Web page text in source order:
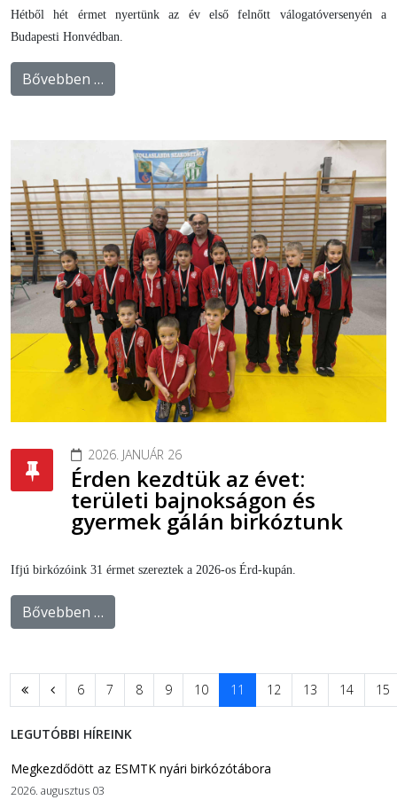
Hétből hét érmet nyertünk az év első felnőtt válogatóversenyén a
Budapesti Honvédban.
Bővebben …
2026. JANUÁR 26
Érden kezdtük az évet:
területi bajnokságon és
gyermek gálán birkóztunk
Ifjú birkózóink 31 érmet szereztek a 2026-os Érd-kupán.
Bővebben …
6 7 8 9 10 11 12 13 14 15
LEGUTÓBBI HÍREINK
Megkezdődött az ESMTK nyári birkózótábora
2026. augusztus 03